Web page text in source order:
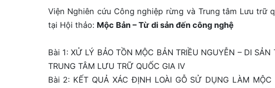
Viện Nghiên cứu Công nghiệp rừng và Trung tâm Lưu trữ
tại Hội thảo: Mộc Bản – Từ di sản đến công nghệ
Bài 1: XỬ LÝ BẢO TỒN MỘC BẢN TRIỀU NGUYỄN – DI
TRUNG TÂM LƯU TRỮ QUỐC GIA IV
Bài 2: KẾT QUẢ XÁC ĐỊNH LOÀI GỖ SỬ DỤNG LÀM MỘC